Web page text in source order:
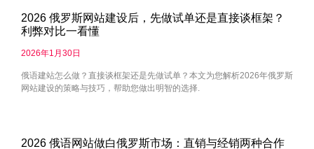
2026 俄罗斯网站建设后，先做试单还是直接谈框架？
利弊对比一看懂
2026年1月30日
俄语建站怎么做？直接谈框架还是先做试单？本文为您解析2026年俄罗斯
网站建设的策略与技巧，帮助您做出明智的选择.
2026 俄语网站做白俄罗斯市场：直销与经销两种合作